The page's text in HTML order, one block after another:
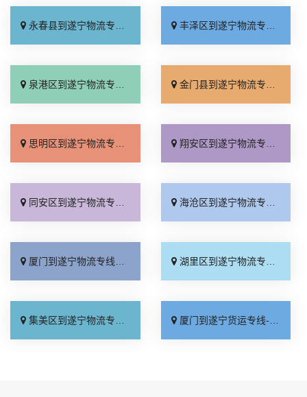
永春县到遂宁物流专线_随叫随到「价位合理」 丰泽区到遂宁物流专线_专业靠谱「全程直达」
泉港区到遂宁物流专线_要几天到「多少一吨」 金门县到遂宁物流专线_多少一吨「多少公里」
思明区到遂宁物流专线_无需中转「准时到货」 翔安区到遂宁物流专线_实时跟踪 「直达不中转」
同安区到遂宁物流专线_门到门配送「定点发车」 海沧区到遂宁物流专线_价位合理「专线查询」
厦门到遂宁物流专线_计费标准「合同承运」 湖里区到遂宁物流专线_运价行情「市县闪送」
集美区到遂宁物流专线_资质齐全「运费多少」 厦门到遂宁货运专线-厦门到遂宁物流公司_专业调车「直达往返」